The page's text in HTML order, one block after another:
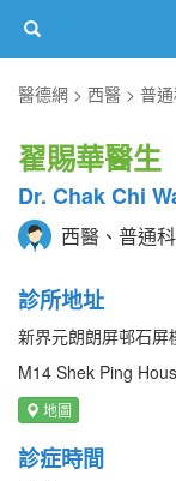
醫德網
西醫 普
翟賜華醫生
Dr. Chak Chi
西醫、普通
診所地址
新界元朗朗屏邨石屏
M14 Shek Ping
地圖
診症時間